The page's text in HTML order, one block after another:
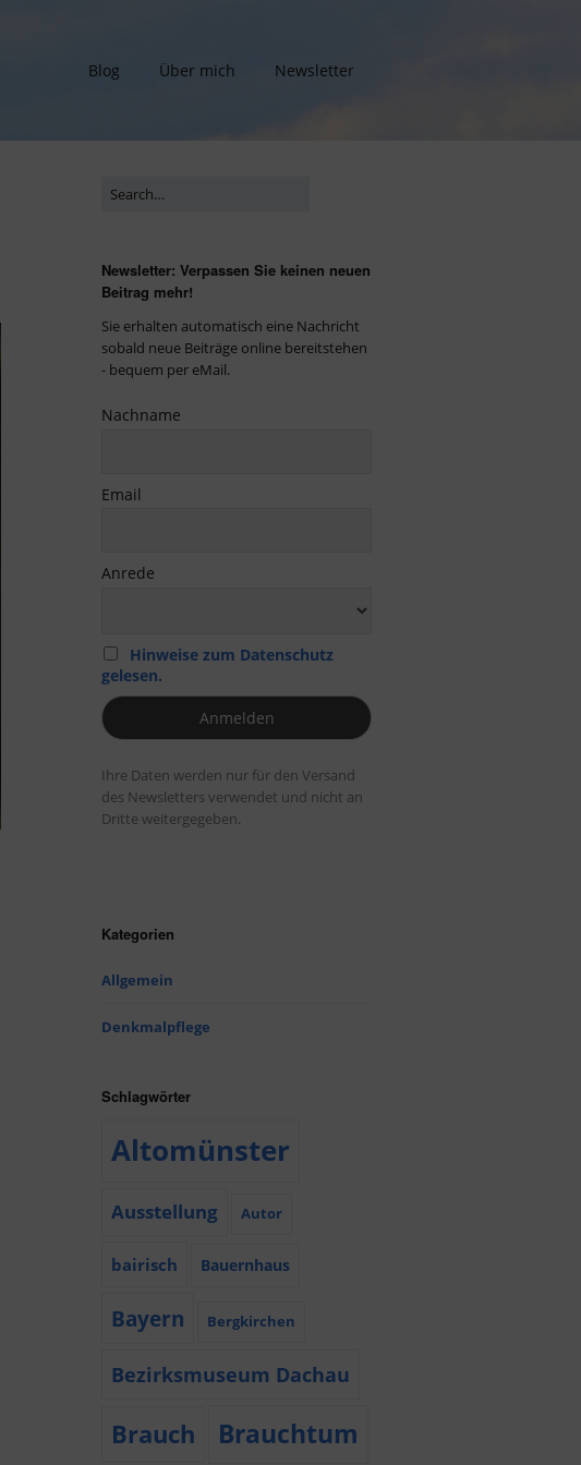
Blog Über mich Newsletter
Newsletter: Verpassen Sie keinen neuen
Beitrag mehr!
Sie erhalten automatisch eine Nachricht
sobald neue Beiträge online bereitstehen
- bequem per eMail.
Nachname
Email
Anrede
Hinweise zum Datenschutz
gelesen.
Ihre Daten werden nur für den Versand
des Newsletters verwendet und nicht an
Dritte weitergegeben.
Kategorien
Allgemein
Denkmalpflege
Schlagwörter
Altomünster
Ausstellung Autor
bairisch Bauernhaus
Bayern Bergkirchen
Bezirksmuseum Dachau
Brauch Brauchtum